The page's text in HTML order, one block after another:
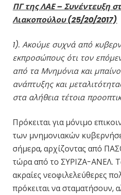
ΠΓ της ΛΑΕ – Συνέντευξη
Λιακοπούλου (25/20/2017)
1). Ακούμε συχνά από
εκπροσώπους ότι τον
από τα Μνημόνια και
ανάπτυξης και
στα αλήθεια τέτοια
Πρόκειται για μόνιμο
των μνημονιακών
σήμερα, αρχίζοντας από
τώρα από το ΣΥΡΙΖΑ-ΑΝΕΛ.
ακραίες νεοφιλελεύθερες
πρόκειται να σταματήσουν,